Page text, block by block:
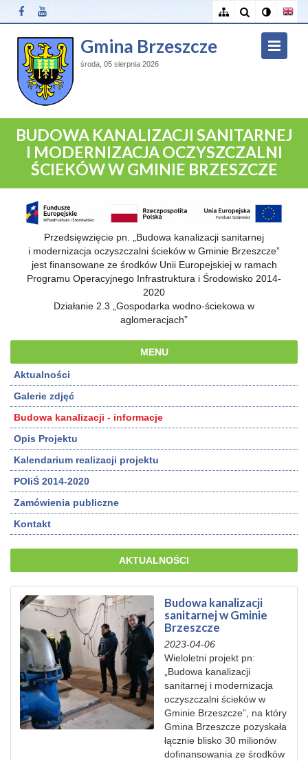
Gmina Brzeszcze
środa, 05 sierpnia 2026
BUDOWA KANALIZACJI SANITARNEJ
I MODERNIZACJA OCZYSZCZALNI
ŚCIEKÓW W GMINIE BRZESZCZE
Przedsięwzięcie pn. „Budowa kanalizacji sanitarnej
i modernizacja oczyszczalni ścieków w Gminie Brzeszcze”
jest finansowane ze środków Unii Europejskiej w ramach
Programu Operacyjnego Infrastruktura i Środowisko 2014-
2020
Działanie 2.3 „Gospodarka wodno-ściekowa w
aglomeracjach”
MENU
Aktualności
Galerie zdjęć
Budowa kanalizacji - informacje
Opis Projektu
Kalendarium realizacji projektu
POIiŚ 2014-2020
Zamówienia publiczne
Kontakt
AKTUALNOŚCI
Budowa kanalizacji
sanitarnej w Gminie
Brzeszcze
2023-04-06
Wieloletni projekt pn:
„Budowa kanalizacji
sanitarnej i modernizacja
oczyszczalni ścieków w
Gminie Brzeszcze”, na który
Gmina Brzeszcze pozyskała
łącznie blisko 30 milionów
dofinansowania ze środków